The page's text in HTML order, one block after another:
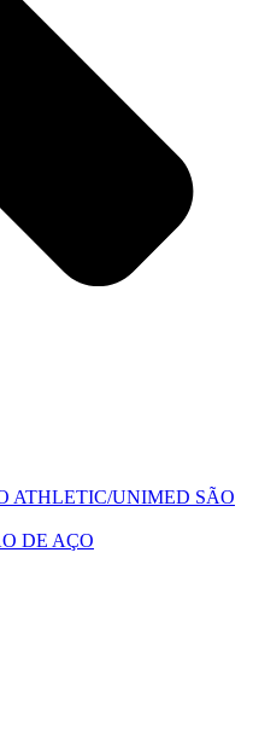
ATHLETIC/UNIMED SÃO
DE AÇO